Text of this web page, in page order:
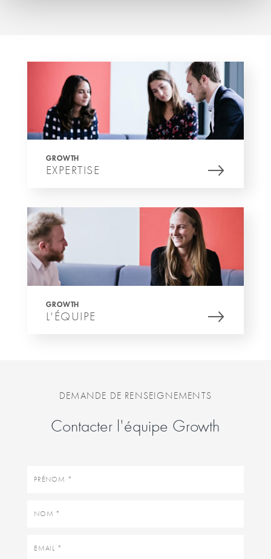
GROWTH
EXPERTISE
GROWTH
L'ÉQUIPE
DEMANDE DE RENSEIGNEMENTS
Contacter l'équipe Growth
Prénom
Nom
Email